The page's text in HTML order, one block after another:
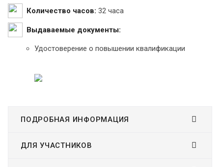
Количество часов: 32 часа
Выдаваемые документы:
Удостоверение о повышении квалификации
ПОДРОБНАЯ ИНФОРМАЦИЯ
ДЛЯ УЧАСТНИКОВ